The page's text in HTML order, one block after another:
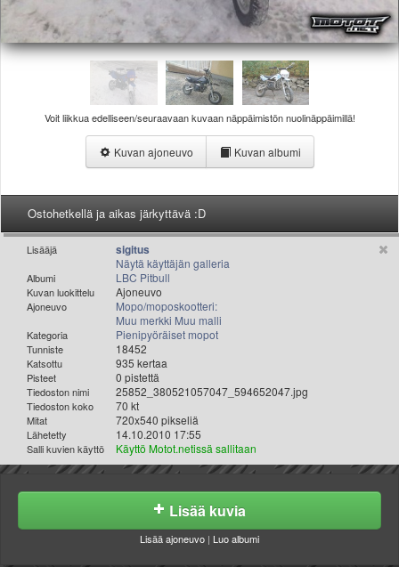
MP14 kuvia
MP13 kuvia
ACS 2015 kuvia
Lisää uusi tapahtuma
Valitse paikkakunta
Helsingin sää
Turun sää
Oulun sää
Kuopion sää
Rovaniemen sää
MUUT
VIP-jäsenyys
Paidat ja vaatteet
Suunnittele oma paita
Mainostus
Palaute
Kevytversio
Voit liikkua edelliseen/seuraavaan kuvaan näppäimistön nuolinäppäimillä!
Kuvan ajoneuvo Kuvan albumi
Ostohetkellä ja aikas järkyttävä :D
Lisääjä sigitus
Näytä käyttäjän galleria
Albumi LBC Pitbull
Kuvan luokittelu Ajoneuvo
Ajoneuvo
Mopo/moposkootteri:
Muu merkki Muu malli
Kategoria Pienipyöräiset mopot
Tunniste 18452
Katsottu 935 kertaa
Pisteet 0 pistettä
Tiedoston nimi 25852_380521057047_594652047.jpg
Tiedoston koko 70 kt
Mitat 720x540 pikseliä
Lähetetty 14.10.2010 17:55
Salli kuvien käyttö Käyttö Motot.netissä sallitaan
Lisää kuvia
Lisää ajoneuvo | Luo albumi